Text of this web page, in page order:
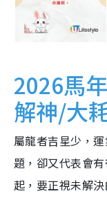
2026馬
解神/大
屬龍者吉星少，
題，卻又代表會
起，要正視未解